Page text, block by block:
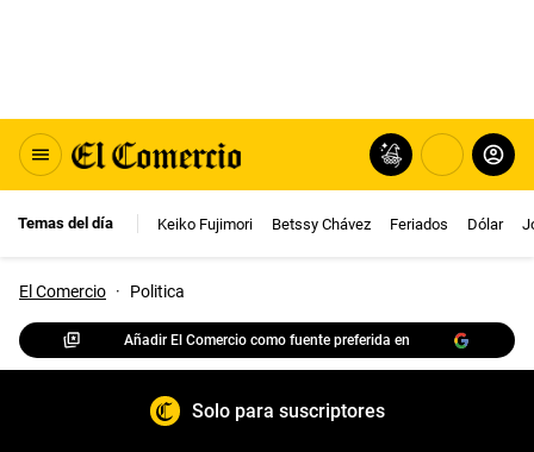
Temas del día Keiko Fujimori Betssy Chávez Feriados Dólar
El Comercio · Politica
Añadir El Comercio como fuente preferida en
Solo para suscriptores